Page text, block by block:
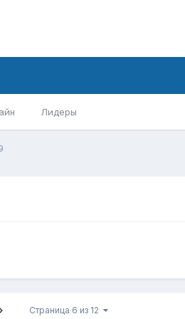
Лидеры
Страница 6 из 12